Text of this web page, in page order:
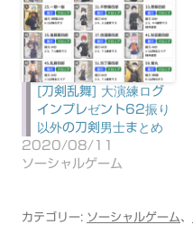
[刀剣乱舞] 大演練ログ
インプレゼント62振り
以外の刀剣男士まとめ
2020/08/11
ソーシャルゲーム
カテゴリー: ソーシャルゲーム、